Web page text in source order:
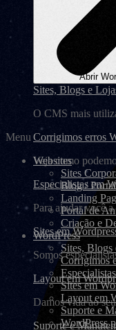
Abrir
Sites, Blogs e
O CMS mais
Corrigimos erros
Veja como
Especialistas em
Para ajudar você
Sites em
Somos
Layout em
Damos vida ao
Suporte e
Menu
Websites
Sites
Blog / Portal
Landing
Portal de
Criação e
WordPress
Sites, Blogs
Corrigimos
Sites em
Layout em
Suporte e
WordPress